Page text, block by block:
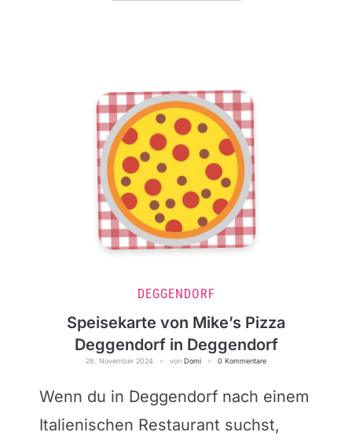
DEGGENDORF
Speisekarte von Mike’s Pizza
Deggendorf in Deggendorf
28. November 2024 von Domi 0 Kommentare
Wenn du in Deggendorf nach einem
Italienischen Restaurant suchst,